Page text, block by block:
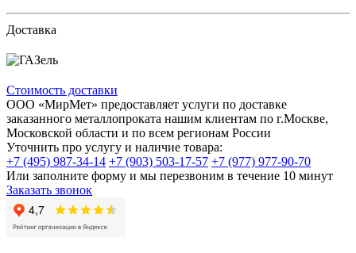
Доставка
Стоимость доставки
ООО «МирМет» предоставляет услуги по доставке
заказанного металлопроката нашим клиентам по г.Москве,
Московской области и по всем регионам России
Уточнить про услугу и наличие товара:
+7 (495) 987-34-14 +7 (903) 503-17-57 +7 (977) 977-90-70
Или заполните форму и мы перезвоним в течение 10 минут
Заказать звонок